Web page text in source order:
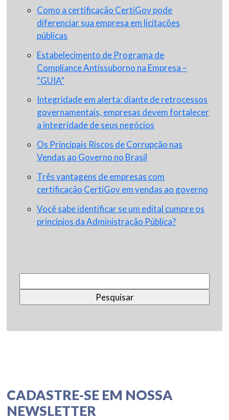
Como a certificação CertiGov pode
diferenciar sua empresa em licitações
públicas
Estabelecimento de Programa de
Compliance Antissuborno na Empresa –
“GUIA”
Integridade em alerta: diante de retrocessos
governamentais, empresas devem fortalecer
a integridade de seus negócios
Os Principais Riscos de Corrupção nas
Vendas ao Governo no Brasil
Três vantagens de empresas com
certificação CertiGov em vendas ao governo
Você sabe identificar se um edital cumpre os
princípios da Administração Pública?
por:
CADASTRE-SE EM NOSSA
NEWSLETTER